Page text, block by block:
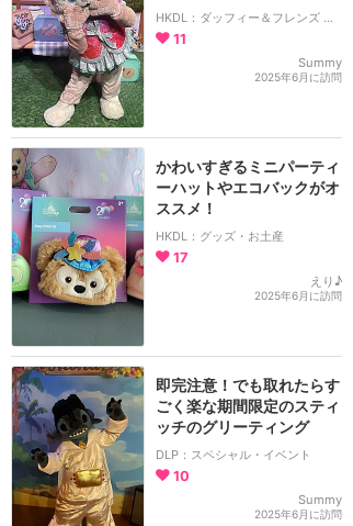
HKDL：ダッフィー＆フレンズ プレイ・ハウス
11
Summy
2025年6月に訪問
かわいすぎるミニパーティ
ーハットやエコバックがオ
ススメ！
HKDL：グッズ・お土産
17
えり♪
2025年6月に訪問
即完注意！でも取れたらす
ごく楽な期間限定のスティ
ッチのグリーティング
DLP：スペシャル・イベント
10
Summy
2025年6月に訪問